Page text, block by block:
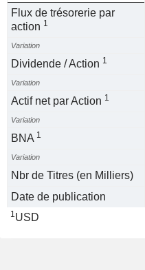
Flux de trésorerie par
action 1
Variation
Dividende / Action 1
Variation
Actif net par Action 1
Variation
BNA 1
Variation
Nbr de Titres (en Milliers)
Date de publication
1USD